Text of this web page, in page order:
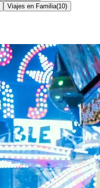
Viajes en Familia(10)